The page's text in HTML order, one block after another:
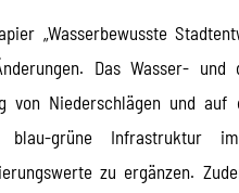
„Wasserbewusste
Das Wasser-
von Niederschlägen und
blau-grüne Infrastruktur
zu ergänzen.